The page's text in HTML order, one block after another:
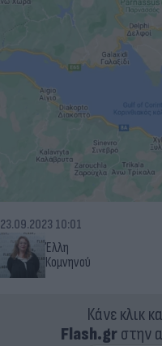
Έλλη
Κομνηνού
23.09.2023 10:01
Κάνε κλικ
Flash.grστην